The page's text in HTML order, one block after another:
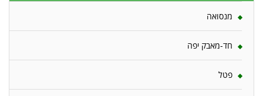
מנסואה
חד-מאבק יפה
פטל